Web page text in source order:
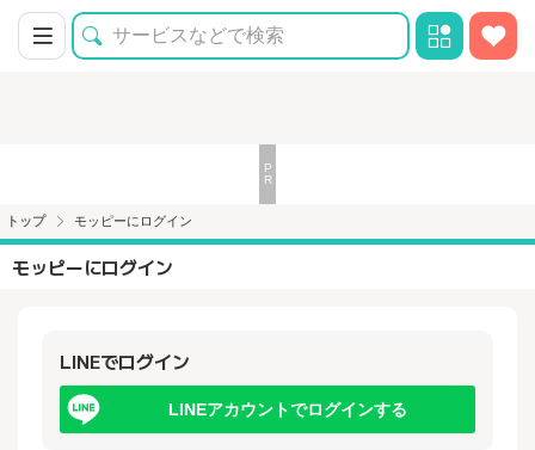
トップ モッピーにログイン
モッピーにログイン
LINEでログイン
LINEアカウントでログインする